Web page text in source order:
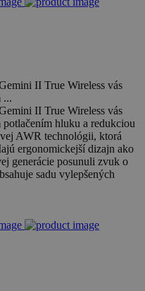
II True Wireless vás
...
II True Wireless vás
hluku a redukciou
AWR technológii, ktorá
ergonomickejší dizajn ako
generácie posunuli zvuk o
sadu vylepšených